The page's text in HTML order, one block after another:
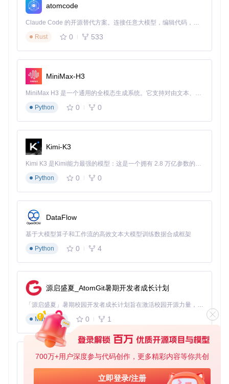
700万+用户深度参与代码创作，更多精彩内容等你共创
立即登录/注册
配置项
推
值
值
等
级
D冲突概率，避免动态代
码加载导致的内存地址偏
1 1 低
存扫描频率，但需配合Inv
InvalidateC
acheIfDLLD
iffers
SecondsTo
ScanBefore
GivingUp
1
1
延长扫描超时时间可提高
bUseUObje
ctArrayCac
he
fa
e
e
误，但会增加5-8%的内存
占用
0 1 高
器初始化关键期，降低4
7%的启动阶段数据冲突
LoadAllAss
etsBeforeD
umpingObj
0 1 高
禁止预加载所有资源可减
避免服务器内存溢出导致
UseModule
Offsets
1 中
本兼容性，但会增加12%
实施步骤：
atomcode
Claude Code 的开源替代方案。连接任意大模型，编辑代码，运行命令，自动验证 — 全自动执行。用 Rust 构建，极致性能。 ｜ An open-source alternative to Claude Code. Connect any LLM, edit code, run commands, and verify changes — autonomously. Built in Rust for speed. Get Started
Rust
0 533
MiniMax-H3
MiniMax H3 是一个通用的全模态生成系统。它支持对由文本、图像、视频和音频组成的多模态上下文进行统一理解，并能生成分辨率高达 2K、时长可达 15 秒的带原生立体声音频的视频。得益于面向任务泛化的系统设计，H3 在预训练阶段就已具备广泛的多模态上下文理解与生成能力，能够出色地执行复杂的多模态指令。
Python
0 0
Kimi-K3
Kimi K3 是Kimi能力最强的模型：这是一个拥有 2.8 万亿参数的混合专家（MoE）模型，具备原生视觉理解能力，并支持 100 万 token 的上下文窗口。
Python
0 0
DataFlow
基于大模型算子和工作流的高效文本大模型训练数据合成框架
Python
0 4
源启盛夏_AtomGit暑期开发者成长计划
「源启盛夏」暑期校园开发者成长计划旨在激活校园开源力量，通过积分激励、认证扶持、资源倾斜等形式，引导高校组织和开发者完成「入驻 — 建项目 — 做贡献 — 获认证 — 得资源」的完整闭环。无论你是想带领社团入驻平台的组织者，还是希望用代码贡献证明自己的开发者，都能在这里找到属于你的成长路径。
Markdown
0 1
py-xiaozhi
基于Python的Xiaozhi AI，适用于想要完整Xiaozhi体验而无需拥有专用硬件的用户。